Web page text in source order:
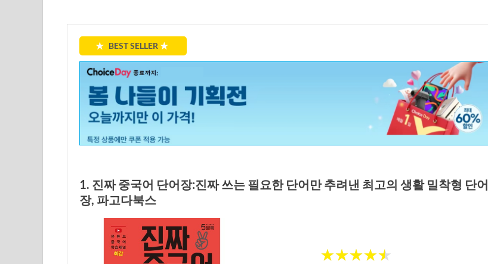
★ BEST SELLER ★
1. 진짜 중국어 단어장:진짜 쓰는 필요한 단어만 추려낸 최고의 생활 밀착형 단어
장, 파고다북스
★★★★★
★★★★★